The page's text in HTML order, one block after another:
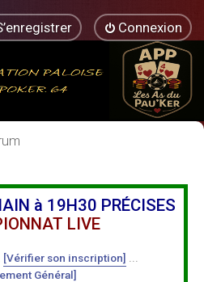
Connexion
à 19H30 PRÉCISES
LIVE
[Vérifier son inscription]
Général]